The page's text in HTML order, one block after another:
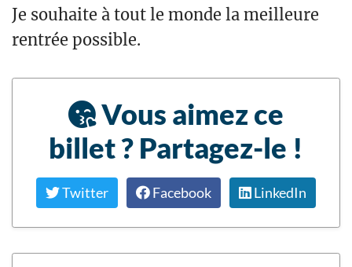
Je souhaite à tout le monde la meilleure
rentrée possible.
Vous aimez ce
billet ? Partagez-le !
Twitter Facebook LinkedIn